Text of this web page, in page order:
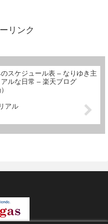
リンク
スケジュール表 – なりゆき主
ルな日常 – 楽天ブログ
アル